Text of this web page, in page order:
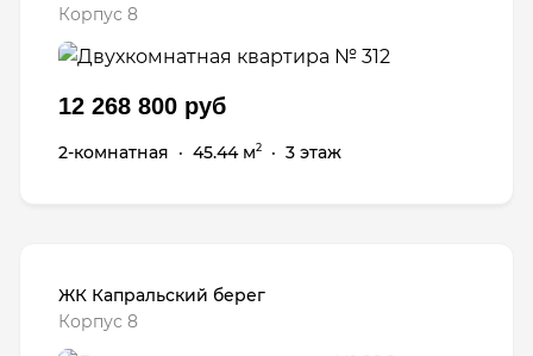
Корпус 8
12 268 800 руб
2-комнатная · 45.44 м2 · 3 этаж
ЖК Капральский берег
Корпус 8